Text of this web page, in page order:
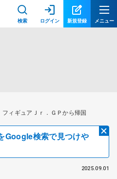
検索 ログイン 新規登録 メニュー
ィギュアＪｒ．ＧＰから帰国
Google検索で見つけや
2025.09.01